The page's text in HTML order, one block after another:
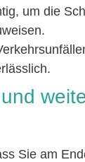
um die
Sie am